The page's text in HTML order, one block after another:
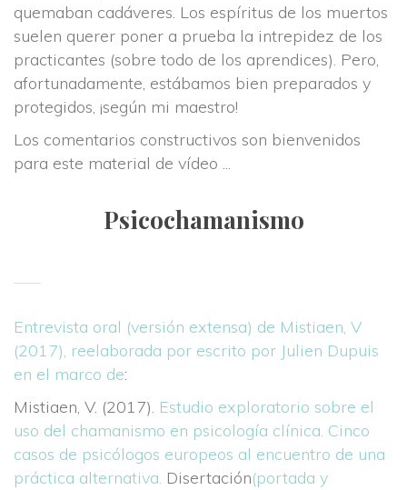
quemaban cadáveres. Los espíritus de los muertos
uelen querer poner a prueba la intrepidez de los
practicantes (sobre todo de los aprendices). Pero,
afortunadamente, estábamos bien preparados y
protegidos, ¡según mi maestro!
Los comentarios constructivos son bienvenidos
para este material de vídeo ...
Psicochamanismo
Entrevista oral (versión extensa) de Mistiaen, V
(2017), reelaborada por escrito por Julien Dupuis
en el marco de:
Mistiaen, V. (2017). Estudio exploratorio sobre el
uso del chamanismo en psicología clínica. Cinco
casos de psicólogos europeos al encuentro de una
práctica alternativa. Disertación(portada y